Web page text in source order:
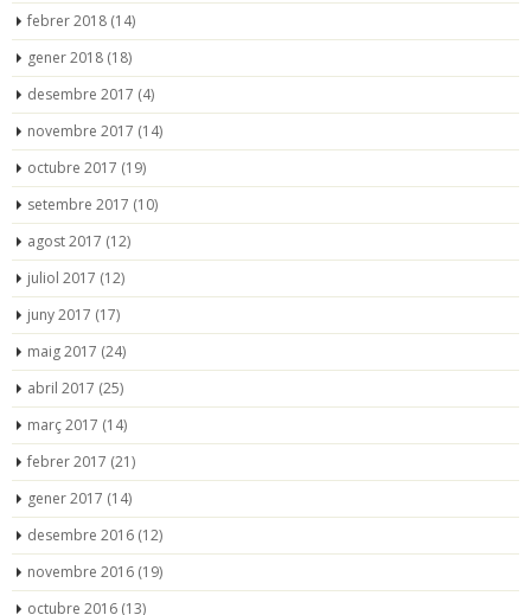
febrer 2018 (14)
gener 2018 (18)
desembre 2017 (4)
novembre 2017 (14)
octubre 2017 (19)
setembre 2017 (10)
agost 2017 (12)
juliol 2017 (12)
juny 2017 (17)
maig 2017 (24)
abril 2017 (25)
març 2017 (14)
febrer 2017 (21)
gener 2017 (14)
desembre 2016 (12)
novembre 2016 (19)
octubre 2016 (13)